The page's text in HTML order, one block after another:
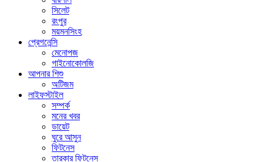
সিলেট
রংপুর
ময়মনসিংহ
প্রেগনেন্সি
মেনোপজ
গাইনোকোলজি
আপনার শিশু
অটিজম
লাইফস্টাইল
সম্পর্ক
মনের খবর
ডায়েট
ঘুরে আসুন
ফিটনেস
তারকার ফিটনেস